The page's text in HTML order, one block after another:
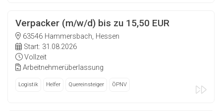
Verpacker (m/w/d) bis zu 15,50 EUR
63546 Hammersbach, Hessen
Start: 31.08.2026
Vollzeit
Arbeitnehmerüberlassung
Logistik Helfer Quereinsteiger ÖPNV